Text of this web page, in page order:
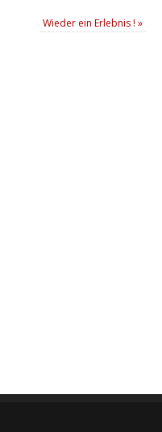
Wieder ein Erlebnis ! »